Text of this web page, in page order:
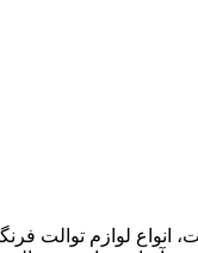
انواع لوازم